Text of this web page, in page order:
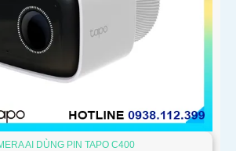
AI DÙNG PIN TAPO C400